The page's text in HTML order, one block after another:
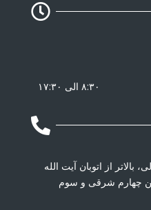

۸:۳۰ الی ۱۷:۳۰

بالاتر از اتوبان آیت الله
چهارم شرقی و سوم